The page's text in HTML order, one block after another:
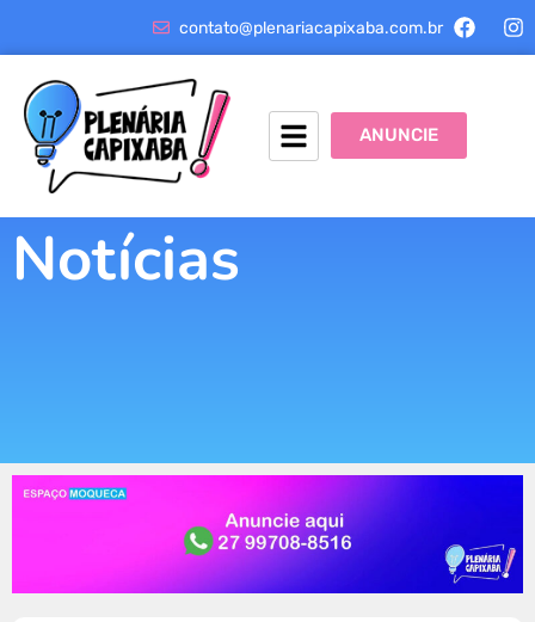
contato@plenariacapixaba.com.br
ANUNCIE
Notícias